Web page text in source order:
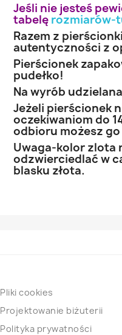
Jeśli nie jesteś
tabelę rozmiarów-
Razem z
autentyczności z
Pierścionek
pudełko!
Na wyrób
Jeżeli pierścionek
oczekiwaniom do
odbioru możesz
Uwaga-kolor zlota
odzwierciedlać w
blasku złota.
Pliki cookies
Projektowanie biżuterii
Polityka prywatności